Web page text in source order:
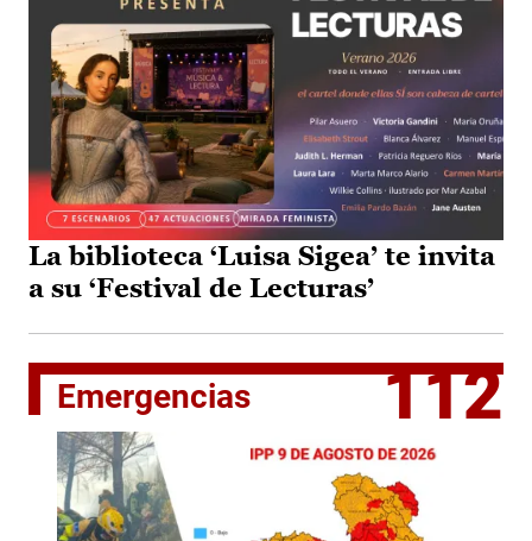
La biblioteca ‘Luisa Sigea’ te invita
a su ‘Festival de Lecturas’
Emergencias 112